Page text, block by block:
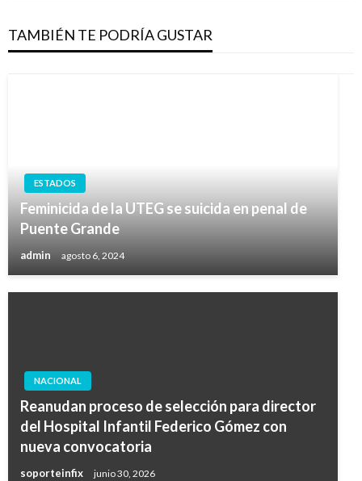
TAMBIÉN TE PODRÍA GUSTAR
ESTADOS
Feminicida de la UTEG se suicida en penal de
Puente Grande
admin agosto 6, 2024
NACIONAL
Reanudan proceso de selección para director
del Hospital Infantil Federico Gómez con
nueva convocatoria
soporteinfix junio 30, 2026